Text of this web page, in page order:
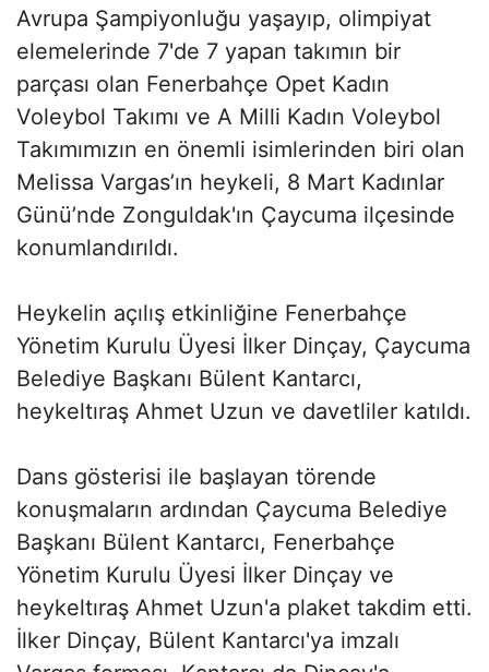
Avrupa Şampiyonluğu yaşayıp, olimpiyat
elemelerinde 7'de 7 yapan takımın bir
parçası olan Fenerbahçe Opet Kadın
Voleybol Takımı ve A Milli Kadın Voleybol
Takımımızın en önemli isimlerinden biri olan
Melissa Vargas’ın heykeli, 8 Mart Kadınlar
Günü’nde Zonguldak'ın Çaycuma ilçesinde
konumlandırıldı.
Heykelin açılış etkinliğine Fenerbahçe
Yönetim Kurulu Üyesi İlker Dinçay, Çaycuma
Belediye Başkanı Bülent Kantarcı,
heykeltıraş Ahmet Uzun ve davetliler katıldı.
Dans gösterisi ile başlayan törende
konuşmaların ardından Çaycuma Belediye
Başkanı Bülent Kantarcı, Fenerbahçe
Yönetim Kurulu Üyesi İlker Dinçay ve
heykeltıraş Ahmet Uzun'a plaket takdim etti.
İlker Dinçay, Bülent Kantarcı'ya imzalı